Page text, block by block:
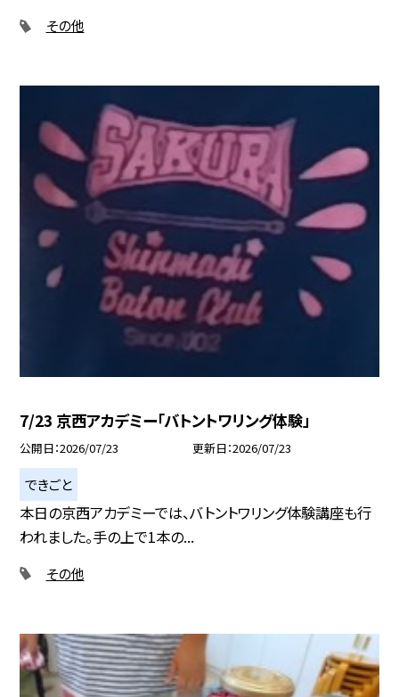
その他
7/23 京西アカデミー「バトントワリング体験」
公開日 2026/07/23 更新日 2026/07/23
できごと
本日の京西アカデミーでは、バトントワリング体験講座も行
われました。手の上で1本の...
その他